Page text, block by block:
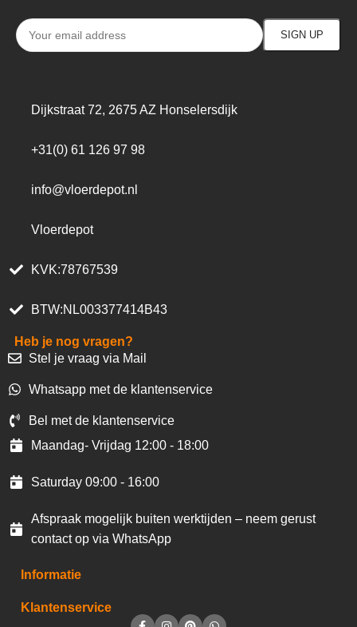
Dijkstraat 72, 2675 AZ Honselersdijk
+31(0) 61 126 97 98
info@vloerdepot.nl
Vloerdepot
KVK:78767539
BTW:NL003377414B43
Heb je nog vragen?
Stel je vraag via Mail
Whatsapp met de klantenservice
Bel met de klantenservice
Maandag- Vrijdag 12:00 - 18:00
Saturday 09:00 - 16:00
Afspraak mogelijk buiten werktijden – neem gerust
contact op via WhatsApp
Informatie
Klantenservice